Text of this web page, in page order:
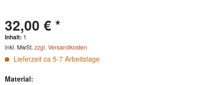
32,00 € *
Inhalt: 1
inkl. MwSt. zzgl. Versandkosten
Lieferzeit ca 5-7 Arbeitstage
Material: